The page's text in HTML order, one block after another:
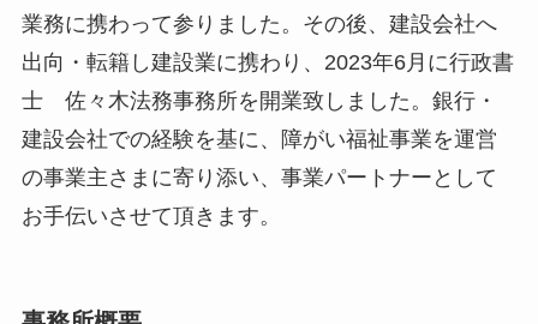
業務に携わって参りました。その後、建設会社へ
出向・転籍し建設業に携わり、2023年6月に行政書
士 佐々木法務事務所を開業致しました。銀行・
建設会社での経験を基に、障がい福祉事業を運営
の事業主さまに寄り添い、事業パートナーとして
お手伝いさせて頂きます。